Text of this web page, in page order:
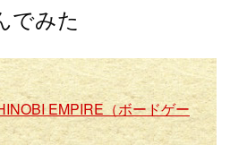
でみた
EMPIRE（ボードゲー